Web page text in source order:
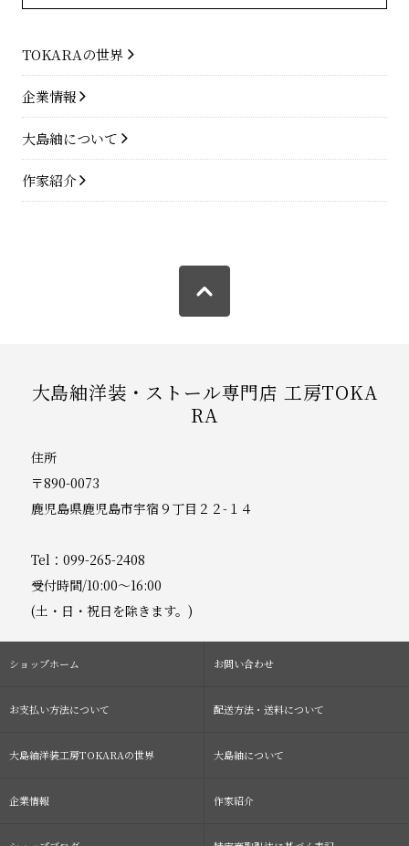
TOKARAの世界
企業情報
大島紬について
作家紹介
大島紬洋装・ストール専門店 工房TOKA
RA
住所
〒890-0073
鹿児島県鹿児島市宇宿９丁目２２-１４
Tel：099-265-2408
受付時間/10:00～16:00
(土・日・祝日を除きます。)
ショップホーム お問い合わせ
お支払い方法について 配送方法・送料について
大島紬洋装工房TOKARAの世界 大島紬について
企業情報 作家紹介